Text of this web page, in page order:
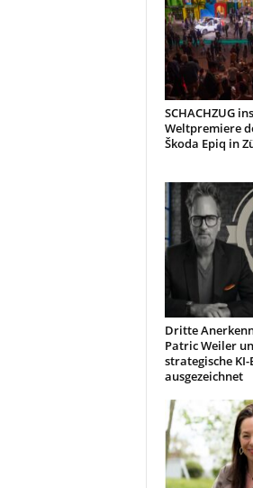
SCHACHZUG
Weltpremiere
Škoda Epiq in
Dritte
Patric Weiler
strategische
ausgezeichnet